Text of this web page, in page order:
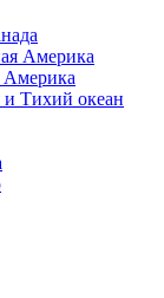
Америка
Америка
и Тихий океан